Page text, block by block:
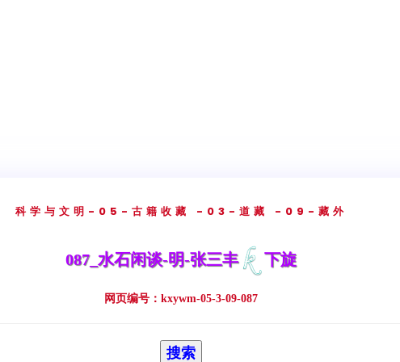
科学与文明 -05-古籍收藏 -03-道藏 -09-藏外
087_水石闲谈-明-张三丰 下旋
网页编号：kxywm-05-3-09-087
搜索